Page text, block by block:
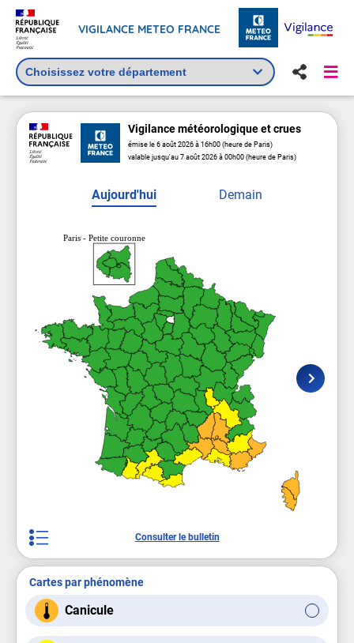
VIGILANCE METEO FRANCE
Vigilancemétéorologique et crues
émise le 6 août 2026 à 16h00 (heure de Paris)
valable jusqu'au 7 août 2026 à 00h00 (heure de Paris)
Aujourd'hui Demain
Paris - Petite couronne
Consulter le bulletin
Cartes par phénomène
Canicule